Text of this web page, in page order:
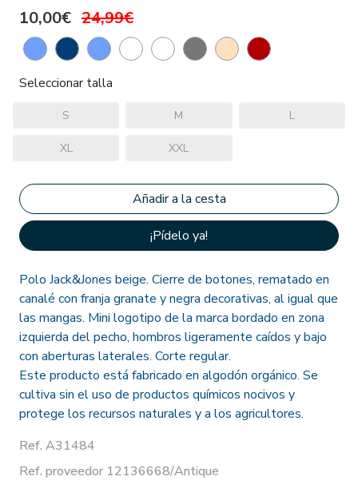
10,00€ 24,99€
Seleccionar talla
S M L
XL XXL
¡Pídelo ya!
Polo Jack&Jones beige. Cierre de botones, rematado en
canalé con franja granate y negra decorativas, al igual que
las mangas. Mini logotipo de la marca bordado en zona
izquierda del pecho, hombros ligeramente caídos y bajo
con aberturas laterales. Corte regular.
Este producto está fabricado en algodón orgánico. Se
cultiva sin el uso de productos químicos nocivos y
protege los recursos naturales y a los agricultores.
Ref. A31484
Ref. proveedor 12136668/Antique